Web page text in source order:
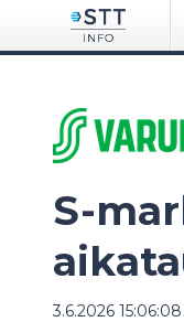
S-
3.6.2026